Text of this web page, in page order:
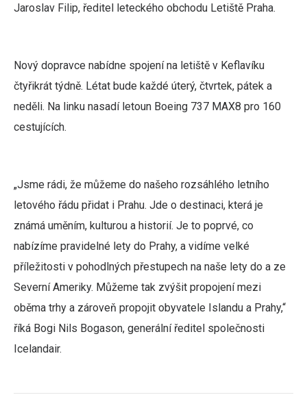
Jaroslav Filip, ředitel leteckého obchodu Letiště Praha.
Nový dopravce nabídne spojení na letiště v Keflavíku
čtyřikrát týdně. Létat bude každé úterý, čtvrtek, pátek a
neděli. Na linku nasadí letoun Boeing 737 MAX8 pro 160
cestujících.
„Jsme rádi, že můžeme do našeho rozsáhlého letního
letového řádu přidat i Prahu. Jde o destinaci, která je
známá uměním, kulturou a historií. Je to poprvé, co
nabízíme pravidelné lety do Prahy, a vidíme velké
příležitosti v pohodlných přestupech na naše lety do a ze
Severní Ameriky. Můžeme tak zvýšit propojení mezi
oběma trhy a zároveň propojit obyvatele Islandu a Prahy,“
říká Bogi Nils Bogason, generální ředitel společnosti
Icelandair.